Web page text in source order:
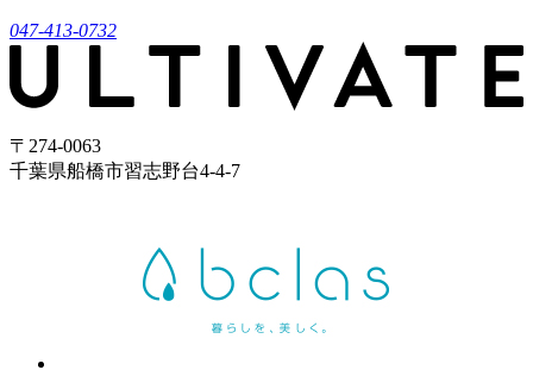
047-413-0732
〒274-0063
千葉県船橋市習志野台4-4-7